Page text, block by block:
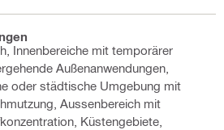
Innenbereiche mit temporärer
Außenanwendungen,
oder städtische Umgebung mit
Aussenbereich mit
Küstengebiete,